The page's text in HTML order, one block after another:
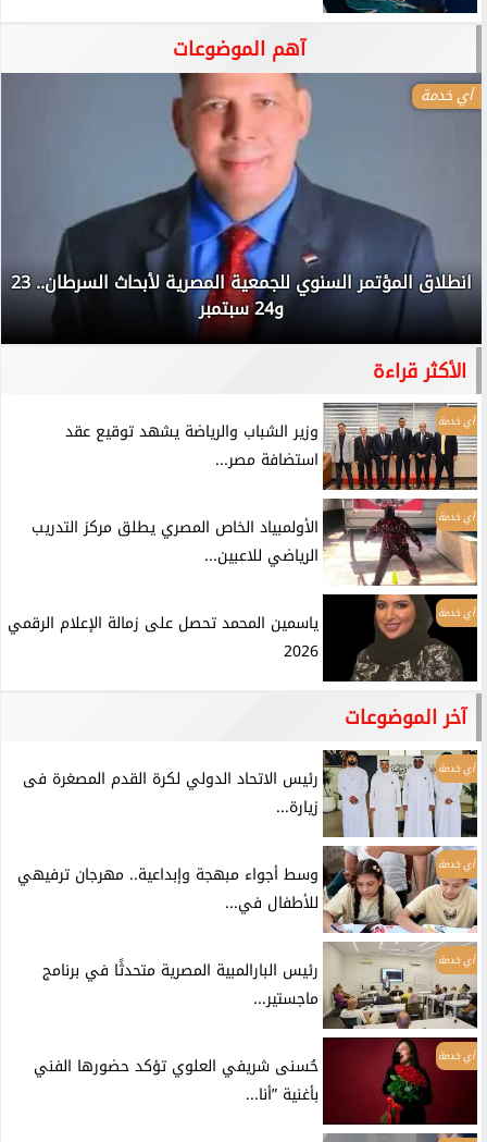
آهم الموضوعات
أي خدمة
انطلاق المؤتمر السنوي للجمعية المصرية لأبحاث السرطان.. 23
و24 سبتمبر
الأكثر قراءة
أي خدمة
وزير الشباب والرياضة يشهد توقيع عقد
استضافة مصر...
أي خدمة
الأولمبياد الخاص المصري يطلق مركز التدريب
الرياضي للاعبين...
أي خدمة
ياسمين المحمد تحصل على زمالة الإعلام الرقمي
2026
آخر الموضوعات
أي خدمة
رئيس الاتحاد الدولي لكرة القدم المصغرة فى
زيارة...
أي خدمة
وسط أجواء مبهجة وإبداعية.. مهرجان ترفيهي
للأطفال في...
أي خدمة
رئيس البارالمبية المصرية متحدثًا في برنامج
ماجستير...
أي خدمة
حُسنى شريفي العلوي تؤكد حضورها الفني
بأغنية ”أنا...